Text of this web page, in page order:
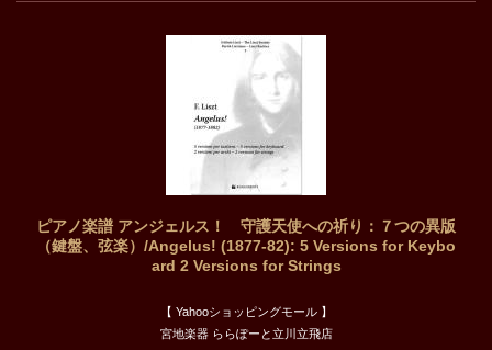
ピアノ楽譜 アンジェルス！ 守護天使への祈り：７つの異版
（鍵盤、弦楽）/Angelus! (1877-82): 5 Versions for Keybo
ard 2 Versions for Strings
【 Yahooショッピングモール 】
宮地楽器 ららぽーと立川立飛店